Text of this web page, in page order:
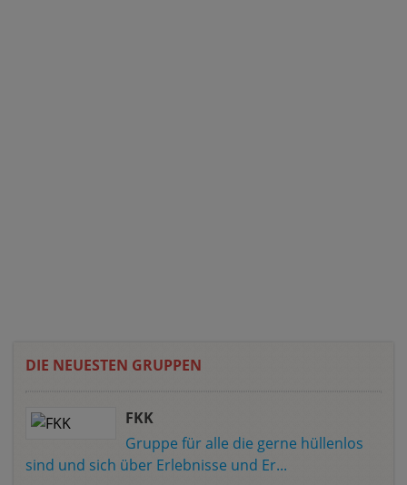
DIE NEUESTEN GRUPPEN
FKK
Gruppe für alle die gerne hüllenlos
sind und sich über Erlebnisse und Er...